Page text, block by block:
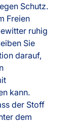
Schutz.
Freien
ruhig
Sie
darauf,
kann.
der Stoff
dem